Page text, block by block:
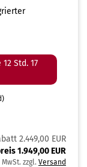
Std. 17
2.449,00 EUR
1.949,00 EUR
zzgl. Versand